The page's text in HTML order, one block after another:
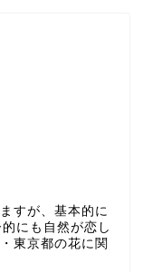
すが、基本的に
にも自然が恋し
東京都の花に関